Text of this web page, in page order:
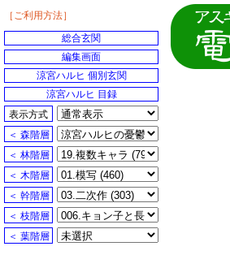
［ご利用方法］
総合玄関
編集画面
涼宮ハルヒ 個別玄関
涼宮ハルヒ 目録
表示方式
＜ 森階層
＜ 林階層
＜ 木階層
＜ 幹階層
＜ 枝階層
＜ 葉階層